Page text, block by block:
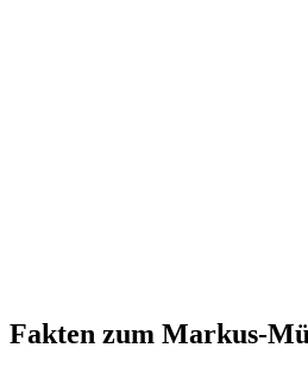
Fakten zum Markus-